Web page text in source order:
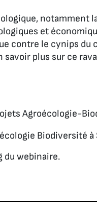
notamment
et
contre le cynips du
savoir plus sur ce
Agroécologie-
Biodiversité à
du webinaire.